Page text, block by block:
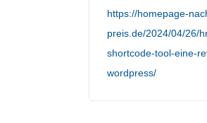
https://homepage-
preis.de/2024/04/26/
shortcode-tool-eine-
wordpress/